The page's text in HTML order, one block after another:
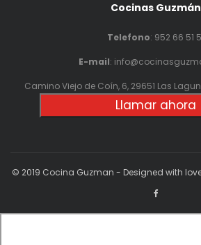
Cocinas Guzmán
Telefono: 952 66 51
E-mail:
Camino Viejo de Coín, 6, 29651 Las
Llamar ahora
© 2019 Cocina Guzman - Designed with